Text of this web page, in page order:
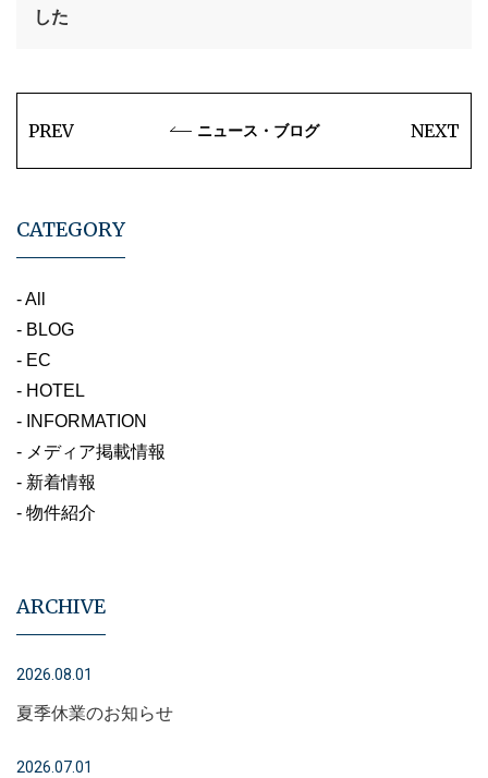
した
PREV ニュース・ブログ NEXT
CATEGORY
- All
- BLOG
- EC
- HOTEL
- INFORMATION
- メディア掲載情報
- 新着情報
- 物件紹介
ARCHIVE
2026.08.01
夏季休業のお知らせ
2026.07.01